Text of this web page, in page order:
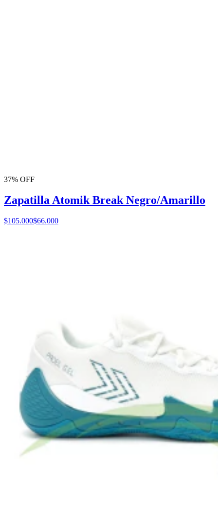
37% OFF
Zapatilla Atomik Break Negro/Amarillo
$105.000$66.000